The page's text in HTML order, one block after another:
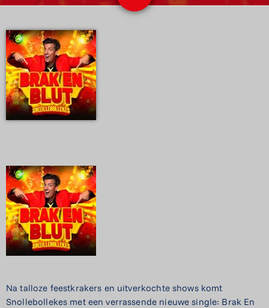
Na talloze feestkrakers en uitverkochte shows komt
Snollebollekes met een verrassende nieuwe single: Brak En